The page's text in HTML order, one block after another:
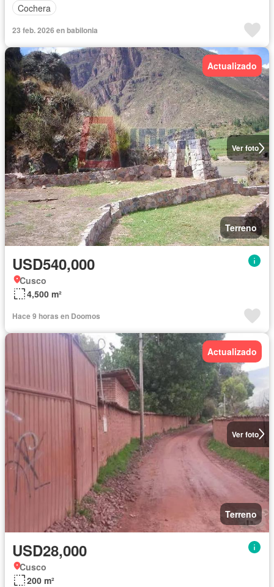
Cochera
23 feb. 2026 en babilonia
Ver foto
Actualizado
Terreno
USD540,000
Cusco
4,500 m²
Hace 9 horas en Doomos
Ver foto
Actualizado
Terreno
USD28,000
Cusco
200 m²